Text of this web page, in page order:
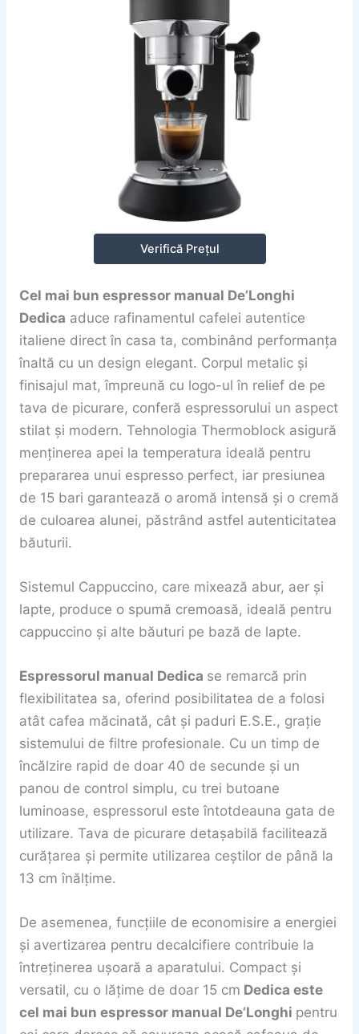
Verifică Prețul
Cel mai bun espressor manual De’Longhi
Dedica aduce rafinamentul cafelei autentice
italiene direct în casa ta, combinând performanța
înaltă cu un design elegant. Corpul metalic și
finisajul mat, împreună cu logo-ul în relief de pe
tava de picurare, conferă espressorului un aspect
stilat și modern. Tehnologia Thermoblock asigură
menținerea apei la temperatura ideală pentru
prepararea unui espresso perfect, iar presiunea
de 15 bari garantează o aromă intensă și o cremă
de culoarea alunei, păstrând astfel autenticitatea
băuturii.
Sistemul Cappuccino, care mixează abur, aer și
lapte, produce o spumă cremoasă, ideală pentru
cappuccino și alte băuturi pe bază de lapte.
Espressorul manual Dedica se remarcă prin
flexibilitatea sa, oferind posibilitatea de a folosi
atât cafea măcinată, cât și paduri E.S.E., grație
sistemului de filtre profesionale. Cu un timp de
încălzire rapid de doar 40 de secunde și un
panou de control simplu, cu trei butoane
luminoase, espressorul este întotdeauna gata de
utilizare. Tava de picurare detașabilă facilitează
curățarea și permite utilizarea ceștilor de până la
13 cm înălțime.
De asemenea, funcțiile de economisire a energiei
și avertizarea pentru decalcifiere contribuie la
întreținerea ușoară a aparatului. Compact și
versatil, cu o lățime de doar 15 cm Dedica este
cel mai bun espressor manual De’Longhi pentru